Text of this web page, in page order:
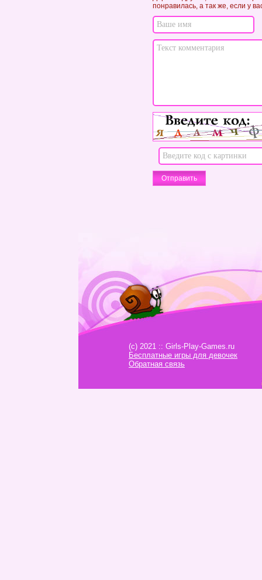
понравилась, а так же, если у
(c) 2021 :: Girls-Play-Games.ru
Бесплатные игры для девочек
Обратная связь